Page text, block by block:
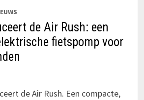
de Air Rush: een
fietspomp voor
de Air Rush. Een compacte,